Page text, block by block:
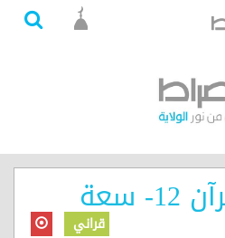
من هدي القرآن 12- سعة
قراني